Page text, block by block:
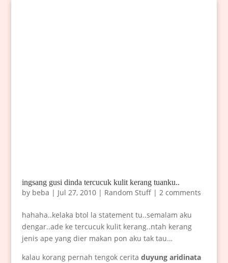
ingsang gusi dinda tercucuk kulit kerang tuanku..
by beba | Jul 27, 2010| Random Stuff| 2 comments
hahaha..kelaka btol la statement tu..semalam aku
dengar..ade ke tercucuk kulit kerang..ntah kerang
jenis ape yang dier makan pon aku tak tau…
kalau korang pernah tengok cerita duyung aridinata